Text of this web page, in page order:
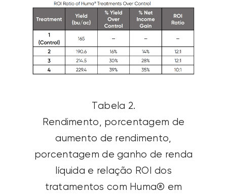
Tabela 2.
Rendimento, porcentagem de
aumento de rendimento,
porcentagem de ganho de renda
líquida e relação ROI dos
tratamentos com Huma® em